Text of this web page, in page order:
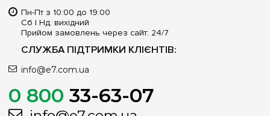
Пн-Пт з 10:00 до 19:00
Сб | Нд: вихідний
Прийом замовлень через сайт: 24/7
СЛУЖБА ПІДТРИМКИ КЛІЄНТІВ:
info@e7.com.ua
0 800 33-63-07